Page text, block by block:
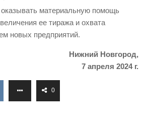
оказывать материальную помощь
ее тиража и охвата
новых предприятий.
Нижний Новгород,
7 апреля 2024 г.
0